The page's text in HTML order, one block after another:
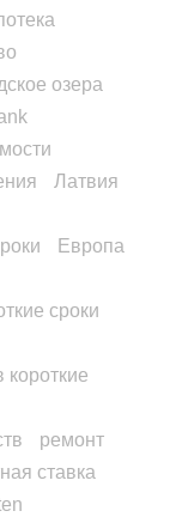
озера
Латвия
Европа
сроки
ремонт
ставка